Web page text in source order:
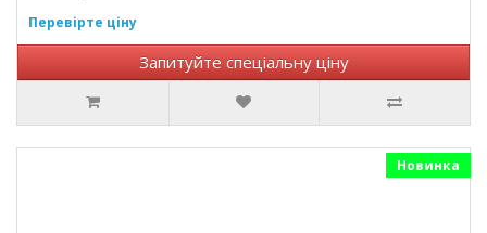
Перевірте ціну
Запитуйте спеціальну ціну
Новинка